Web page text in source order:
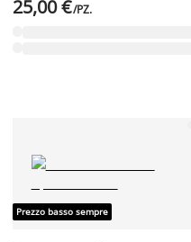
25,00 €/PZ.
Prezzo basso sempre